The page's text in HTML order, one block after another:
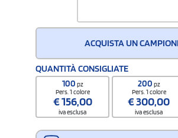
ACQUISTA UN
QUANTITÀ CONSIGLIATE
100 pz
Pers. 1 colore
€156,00
iva esclusa
200 pz
Pers. 1 colore
€300,00
iva esclusa